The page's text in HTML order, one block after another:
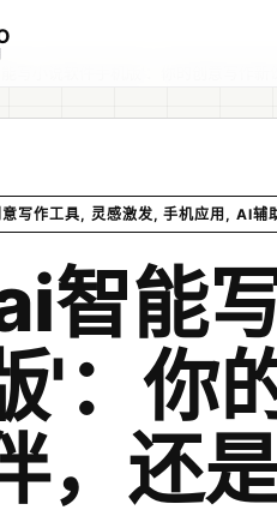
写作工具, 灵感激发, 手机应用, AI辅
智能
'：你
，还